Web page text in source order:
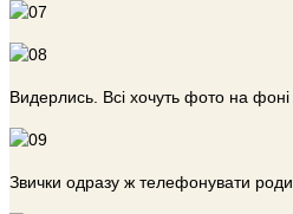
Видерлись. Всі хочуть фото на фоні
Звички одразу ж телефонувати